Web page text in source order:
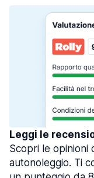
Leggi le
Scopri le opinioni
autonoleggio. Ti